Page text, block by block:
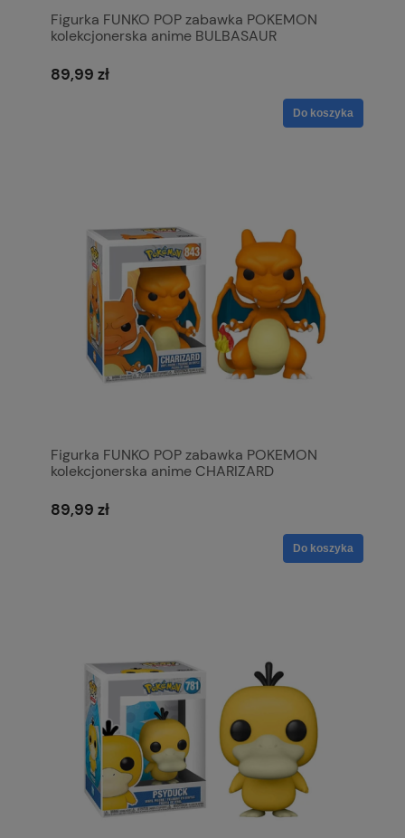
Figurka FUNKO POP zabawka POKEMON
kolekcjonerska anime BULBASAUR
89,99 zł
Do koszyka
Figurka FUNKO POP zabawka POKEMON
kolekcjonerska anime CHARIZARD
89,99 zł
Do koszyka